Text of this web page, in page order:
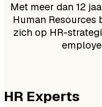
Met meer dan 12
Human Resources
zich op HR-
HR Experts